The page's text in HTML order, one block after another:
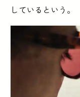
しているという。